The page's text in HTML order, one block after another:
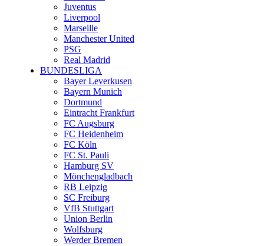
Juventus
Liverpool
Marseille
Manchester United
PSG
Real Madrid
BUNDESLIGA
Bayer Leverkusen
Bayern Munich
Dortmund
Eintracht Frankfurt
FC Augsburg
FC Heidenheim
FC Köln
FC St. Pauli
Hamburg SV
Mönchengladbach
RB Leipzig
SC Freiburg
VfB Stuttgart
Union Berlin
Wolfsburg
Werder Bremen